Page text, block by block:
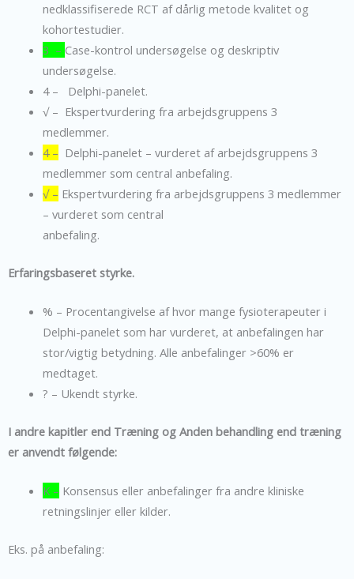
nedklassifiserede RCT af dårlig metode kvalitet og
kohortestudier.
3 – Case-kontrol undersøgelse og deskriptiv
undersøgelse.
4 – Delphi-panelet.
√ – Ekspertvurdering fra arbejdsgruppens 3
medlemmer.
4 – Delphi-panelet – vurderet af arbejdsgruppens 3
medlemmer som central anbefaling.
√ – Ekspertvurdering fra arbejdsgruppens 3 medlemmer
– vurderet som central
anbefaling.
Erfaringsbaseret styrke.
% – Procentangivelse af hvor mange fysioterapeuter i
Delphi-panelet som har vurderet, at anbefalingen har
stor/vigtig betydning. Alle anbefalinger >60% er
medtaget.
? – Ukendt styrke.
I andre kapitler end Træning og Anden behandling end træning
er anvendt følgende:
K – Konsensus eller anbefalinger fra andre kliniske
retningslinjer eller kilder.
Eks. på anbefaling: